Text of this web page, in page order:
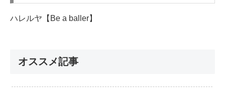
ハレルヤ【Be a baller】
オススメ記事